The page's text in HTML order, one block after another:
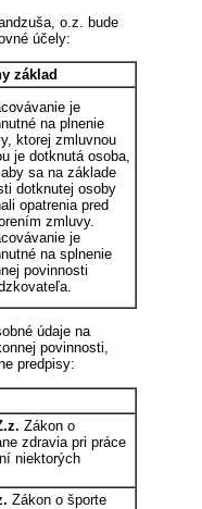
o.z. bude
účely:
základ
je
na plnenie
ktorej zmluvnou
je dotknutá osoba,
sa na základe
dotknutej osoby
opatrenia pred
zmluvy.
je
na splnenie
povinnosti
údaje na
povinnosti,
predpisy:
Zákon o
zdravia pri práce
niektorých
Zákon o športe